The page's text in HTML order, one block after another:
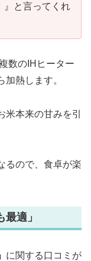
』と言ってくれ
数のIHヒーター
熱します。
本来の甘みを引
るので、食卓が楽
適」
に関する口コミが